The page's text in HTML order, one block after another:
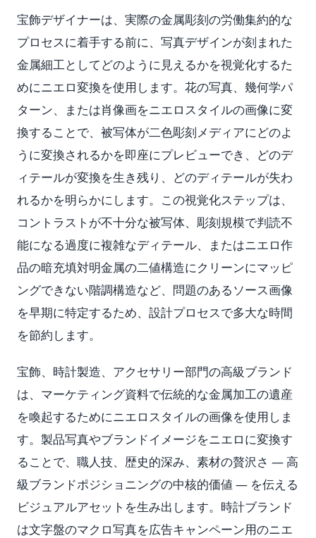
宝飾デザイナーは、実際の金属彫刻の労働集約的な
プロセスに着手する前に、写真デザインが刻まれた
金属細工としてどのように見えるかを視覚化するた
めにニエロ変換を使用します。花の写真、幾何学パ
ターン、または肖像画をニエロスタイルの画像に変
換することで、被写体が二色彫刻メディアにどのよ
うに変換されるかを即座にプレビューでき、どのデ
ィテールが変換を生き残り、どのディテールが失わ
れるかを明らかにします。この視覚化ステップは、
コントラストが不十分な被写体、彫刻規模で判読不
能になる過度に複雑なディテール、またはニエロ作
品の暗充填対明金属の二値構造にクリーンにマッピ
ングできない階調構造など、問題のあるソース画像
を早期に特定するため、設計プロセスで多大な時間
を節約します。
宝飾、時計製造、アクセサリー部門の高級ブランド
は、マーケティング資料で伝統的な金属加工の遺産
を喚起するためにニエロスタイルの画像を使用しま
す。製品写真やブランドイメージをニエロに変換す
ることで、職人技、歴史的深み、素材の贅沢さ — 高
級ブランドポジショニングの中核的価値 — を伝える
ビジュアルアセットを生み出します。時計ブランド
は文字盤のマクロ写真を広告キャンペーン用のニエ